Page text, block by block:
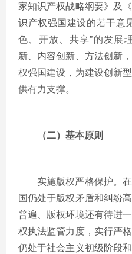
家知识产权战略纲要》及
识产权强国建设的若干意
色、开放、共享”的发展
新、内容创新、方法创新
权强国建设，为建设创新
供有力支撑。
（二）基本原则
实施版权严格保护。在
国仍处于版权矛盾和纠纷
普遍、版权环境还有待进
权执法监管力度，实行严
仍处于社会主义初级阶段